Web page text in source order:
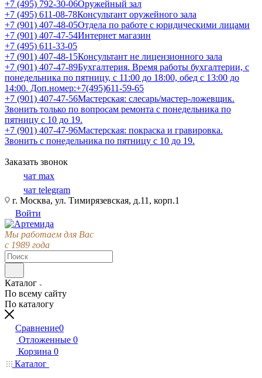
+7 (495) 792-30-06Оружейный зал
+7 (495) 611-08-78Консультант оружейного зала
+7 (901) 407-48-05Отдела по работе с юридическими лицами
+7 (901) 407-47-54Интернет магазин
+7 (495) 611-33-05
+7 (901) 407-48-15Консультант не лицензионного зала
+7 (901) 407-47-89Бухгалтерия. Время работы бухгалтерии, с
понедельника по пятницу, с 11:00 до 18:00, обед с 13:00 до
14:00. Доп.номер:+7(495)611-59-65
+7 (901) 407-47-56Мастерская: слесарь/мастер-ложевщик.
Звонить только по вопросам ремонта с понедельника по
пятницу с 10 до 19.
+7 (901) 407-47-96Мастерская: покраска и гравировка.
Звонить с понедельника по пятницу с 10 до 19.
Заказать звонок
чат max
чат telegram
г. Москва, ул. Тимирязевская, д.11, корп.1
Войти
Мы работаем для Вас
с 1989 года
Каталог
По всему сайту
По каталогу
Сравнение0
Отложенные 0
Корзина 0
Каталог